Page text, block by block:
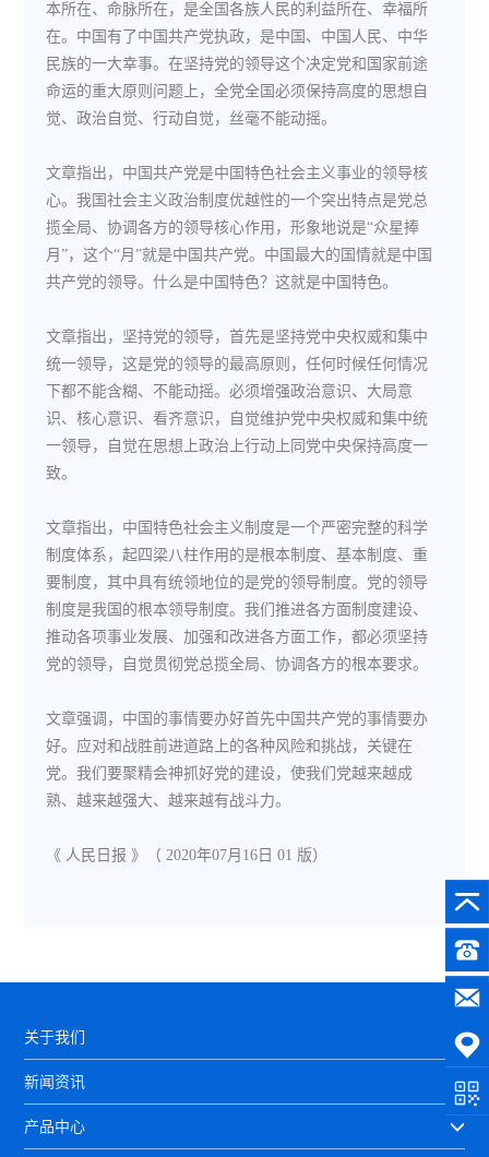
本所在、命脉所在，是全国各族人民的利益所在、幸福所
在。中国有了中国共产党执政，是中国、中国人民、中华
民族的一大幸事。在坚持党的领导这个决定党和国家前途
命运的重大原则问题上，全党全国必须保持高度的思想自
觉、政治自觉、行动自觉，丝毫不能动摇。
文章指出，中国共产党是中国特色社会主义事业的领导核
心。我国社会主义政治制度优越性的一个突出特点是党总
揽全局、协调各方的领导核心作用，形象地说是“众星捧
月”，这个“月”就是中国共产党。中国最大的国情就是中国
共产党的领导。什么是中国特色？这就是中国特色。
文章指出，坚持党的领导，首先是坚持党中央权威和集中
统一领导，这是党的领导的最高原则，任何时候任何情况
下都不能含糊、不能动摇。必须增强政治意识、大局意
识、核心意识、看齐意识，自觉维护党中央权威和集中统
一领导，自觉在思想上政治上行动上同党中央保持高度一
致。
文章指出，中国特色社会主义制度是一个严密完整的科学
制度体系，起四梁八柱作用的是根本制度、基本制度、重
要制度，其中具有统领地位的是党的领导制度。党的领导
制度是我国的根本领导制度。我们推进各方面制度建设、
推动各项事业发展、加强和改进各方面工作，都必须坚持
党的领导，自觉贯彻党总揽全局、协调各方的根本要求。
文章强调，中国的事情要办好首先中国共产党的事情要办
好。应对和战胜前进道路上的各种风险和挑战，关键在
党。我们要聚精会神抓好党的建设，使我们党越来越成
熟、越来越强大、越来越有战斗力。
《 人民日报 》（ 2020年07月16日 01 版）
关于我们
新闻资讯
产品中心